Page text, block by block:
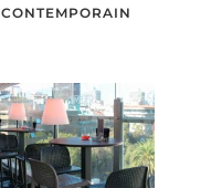
CONTEMPORAIN